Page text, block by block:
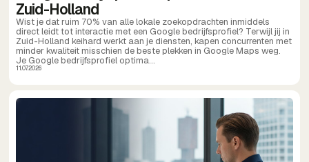
Zuid-Holland
Wist je dat ruim 70% van alle lokale zoekopdrachten inmiddels
direct leidt tot interactie met een Google bedrijfsprofiel? Terwijl jij in
Zuid-Holland keihard werkt aan je diensten, kapen concurrenten met
minder kwaliteit misschien de beste plekken in Google Maps weg.
Je Google bedrijfsprofiel optima...
11.07.2026